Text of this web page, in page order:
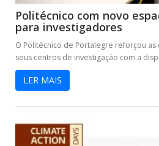
Politécnico com novo
para investigadores
O Politécnico de Portalegre reforçou
seus centros de investigação com a
LER MAIS